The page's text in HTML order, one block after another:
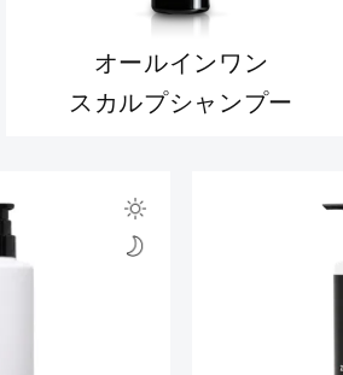
オールインワン
スカルプシャンプー